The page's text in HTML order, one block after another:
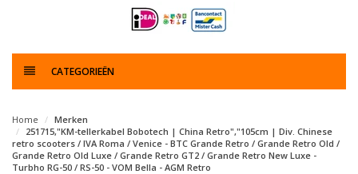
CATEGORIEËN
Home
Merken
251715,"KM-tellerkabel Bobotech | China Retro","105cm | Div. Chinese
retro scooters / IVA Roma / Venice - BTC Grande Retro / Grande Retro Old /
Grande Retro Old Luxe / Grande Retro GT2 / Grande Retro New Luxe -
Turbho RG-50 / RS-50 - VOM Bella - AGM Retro